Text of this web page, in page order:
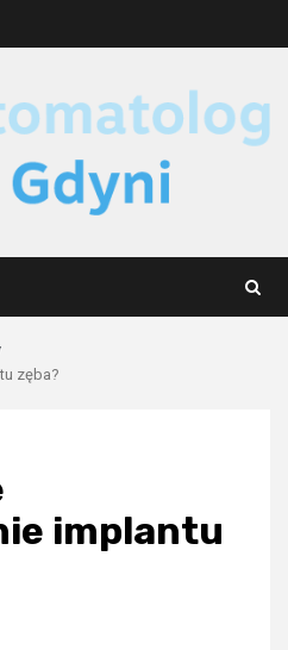
zęba?
implantu